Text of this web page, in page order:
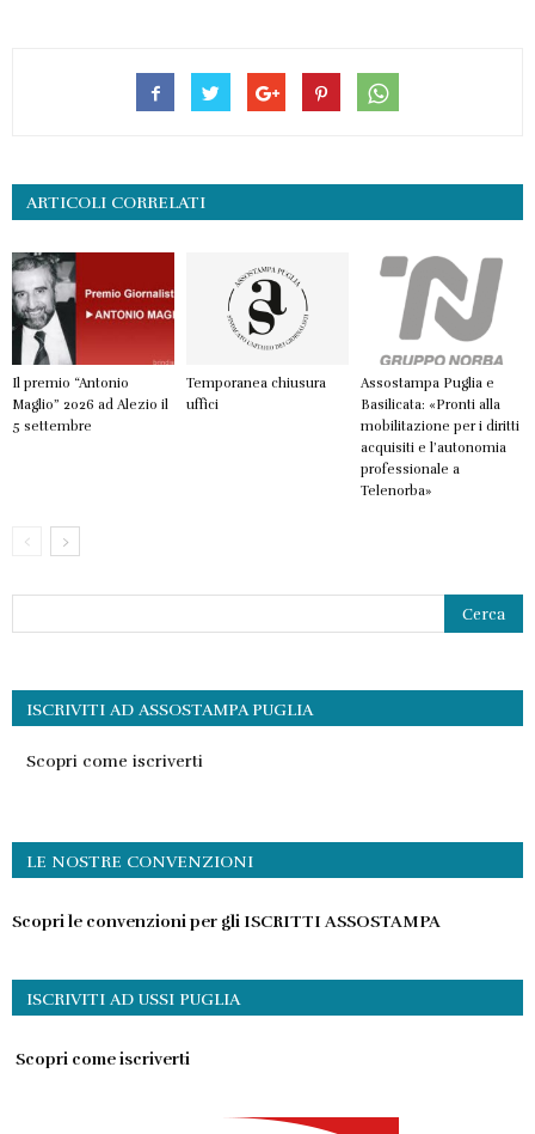
ARTICOLI CORRELATI
Il premio “Antonio
Maglio” 2026 ad Alezio il
5 settembre
Temporanea chiusura
uffici
Assostampa Puglia e
Basilicata: «Pronti alla
mobilitazione per i diritti
acquisiti e l’autonomia
professionale a
Telenorba»
ISCRIVITI AD ASSOSTAMPA PUGLIA
Scopri come iscriverti
LE NOSTRE CONVENZIONI
Scopri le convenzioni per gli ISCRITTI ASSOSTAMPA
ISCRIVITI AD USSI PUGLIA
Scopri come iscriverti